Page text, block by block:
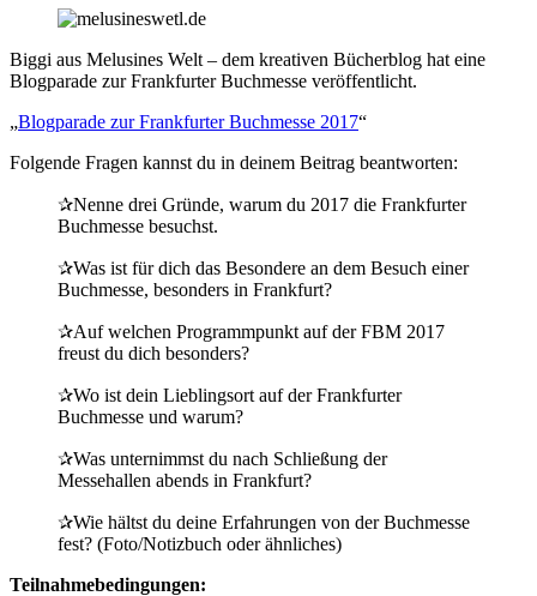
Biggi aus Melusines Welt – dem kreativen Bücherblog hat eine
Blogparade zur Frankfurter Buchmesse veröffentlicht.
„Blogparade zur Frankfurter Buchmesse 2017“
Folgende Fragen kannst du in deinem Beitrag beantworten:
✰Nenne drei Gründe, warum du 2017 die Frankfurter
Buchmesse besuchst.
✰Was ist für dich das Besondere an dem Besuch einer
Buchmesse, besonders in Frankfurt?
✰Auf welchen Programmpunkt auf der FBM 2017
freust du dich besonders?
✰Wo ist dein Lieblingsort auf der Frankfurter
Buchmesse und warum?
✰Was unternimmst du nach Schließung der
Messehallen abends in Frankfurt?
✰Wie hältst du deine Erfahrungen von der Buchmesse
fest? (Foto/Notizbuch oder ähnliches)
Teilnahmebedingungen: